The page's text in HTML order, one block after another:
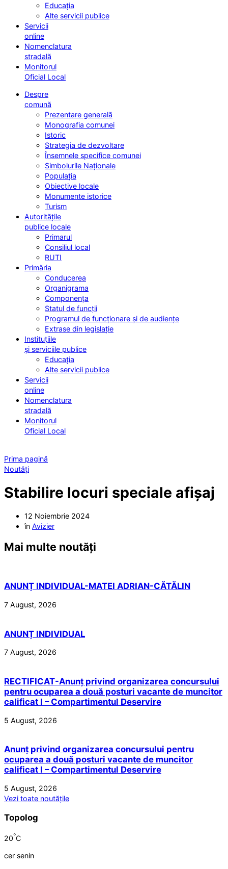
Educația
Alte servicii publice
Servicii
online
Nomenclatura
stradală
Monitorul
Oficial Local
Despre
comună
Prezentare generală
Monografia comunei
Istoric
Strategia de dezvoltare
Însemnele specifice comunei
Simbolurile Naționale
Populația
Obiective locale
Monumente istorice
Turism
Autoritățile
publice locale
Primarul
Consiliul local
RUTI
Primăria
Conducerea
Organigrama
Componența
Statul de funcții
Programul de funcționare și de audiențe
Extrase din legislație
Instituțiile
și serviciile publice
Educația
Alte servicii publice
Servicii
online
Nomenclatura
stradală
Monitorul
Oficial Local
Prima pagină
Noutăți
Stabilire locuri speciale afișaj
12 Noiembrie 2024
în Avizier
Mai multe noutăți
ANUNȚ INDIVIDUAL-MATEI ADRIAN-CĂTĂLIN
7 August, 2026
ANUNȚ INDIVIDUAL
7 August, 2026
RECTIFICAT-Anunț privind organizarea concursului
pentru ocuparea a două posturi vacante de muncitor
calificat I – Compartimentul Deservire
5 August, 2026
Anunț privind organizarea concursului pentru
ocuparea a două posturi vacante de muncitor
calificat I – Compartimentul Deservire
5 August, 2026
Vezi toate noutățile
Topolog
20°C
cer senin